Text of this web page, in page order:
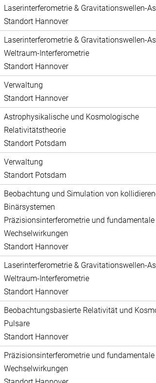
Laserinterferometrie & Gravitationswellen-
Standort Hannover
Laserinterferometrie & Gravitationswellen-
Weltraum-Interferometrie
Standort Hannover
Verwaltung
Standort Hannover
Astrophysikalische und Kosmologische
Relativitätstheorie
Standort Potsdam
Verwaltung
Standort Potsdam
Beobachtung und Simulation von
Binärsystemen
Präzisionsinterferometrie und fundamentale
Wechselwirkungen
Standort Hannover
Laserinterferometrie & Gravitationswellen-
Weltraum-Interferometrie
Standort Hannover
Beobachtungsbasierte Relativität und
Pulsare
Standort Hannover
Präzisionsinterferometrie und fundamentale
Wechselwirkungen